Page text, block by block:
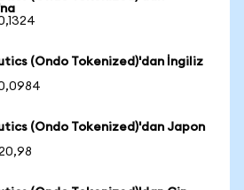
(Ondo Tokenized)'dan İngiliz
(Ondo Tokenized)'dan Japon